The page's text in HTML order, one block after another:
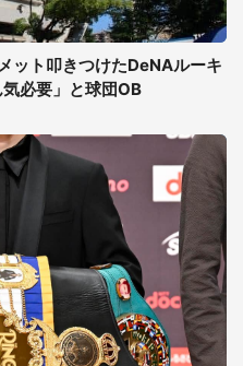
ット叩きつけたDeNAルーキ
必要」と球団OB